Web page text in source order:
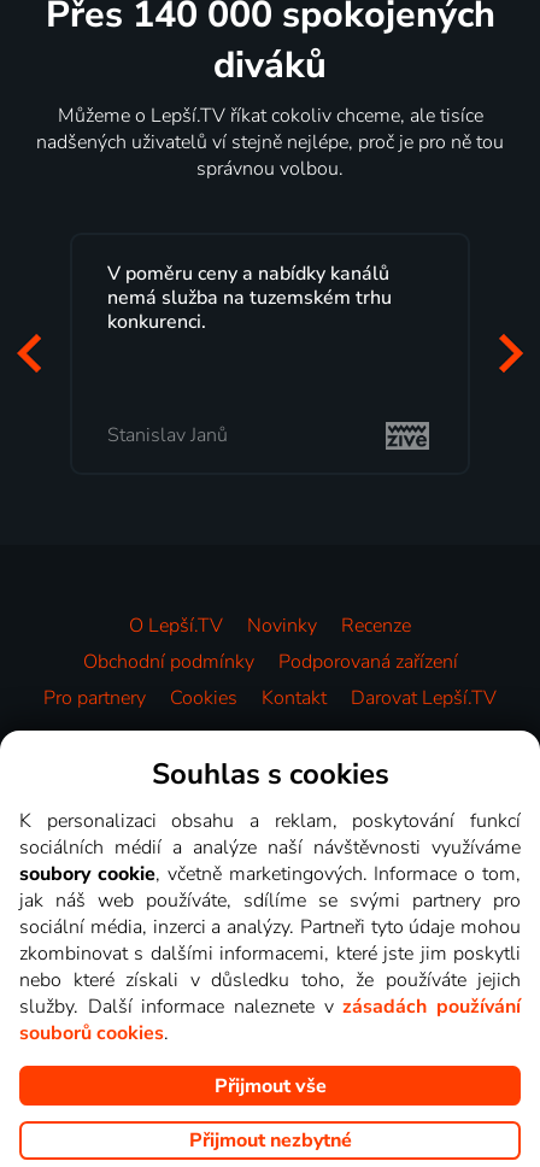
Přes 140 000 spokojených
diváků
Můžeme o Lepší.TV říkat cokoliv chceme, ale tisíce
nadšených uživatelů ví stejně nejlépe, proč je pro ně tou
správnou volbou.
Lepší.TV sleduji už několik let s
maximální spokojeností. Velký výběr
programů a nemuset běžet k TV na
Milada Tomešová
O Lepší.TV Novinky
Recenze
Obchodní podmínky
Podporovaná zařízení
Pro partnery
Cookies Kontakt Darovat Lepší.TV
Videotéka
Copyright © goNET s.r.o. Na tomto webu jsou zobrazovány
obrázky z pořadů TV stanic, které můžete sledovat v Lepší.TV.
Souhlas s cookies
K personalizaci obsahu a reklam, poskytování funkcí
sociálních médií a analýze naší návštěvnosti využíváme
soubory cookie, včetně marketingových. Informace o tom,
jak náš web používáte, sdílíme se svými partnery pro
sociální média, inzerci a analýzy. Partneři tyto údaje mohou
zkombinovat s dalšími informacemi, které jste jim poskytli
nebo které získali v důsledku toho, že používáte jejich
služby. Další informace naleznete vzásadách používání
souborů cookies.
Přijmout vše
Přijmout nezbytné